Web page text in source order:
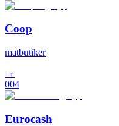
Coop
matbutiker
→
004
Eurocash